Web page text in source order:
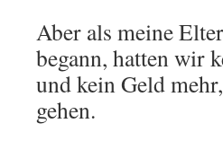
Aber als meine
begann, hatten wir
und kein Geld
gehen.